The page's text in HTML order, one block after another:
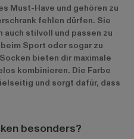
Must-Have und gehören zu
fehlen dürfen. Sie
auch stilvoll und passen zu
Sport oder sogar zu
bieten dir maximale
kombinieren. Die Farbe
und sorgt dafür, dass
besonders?